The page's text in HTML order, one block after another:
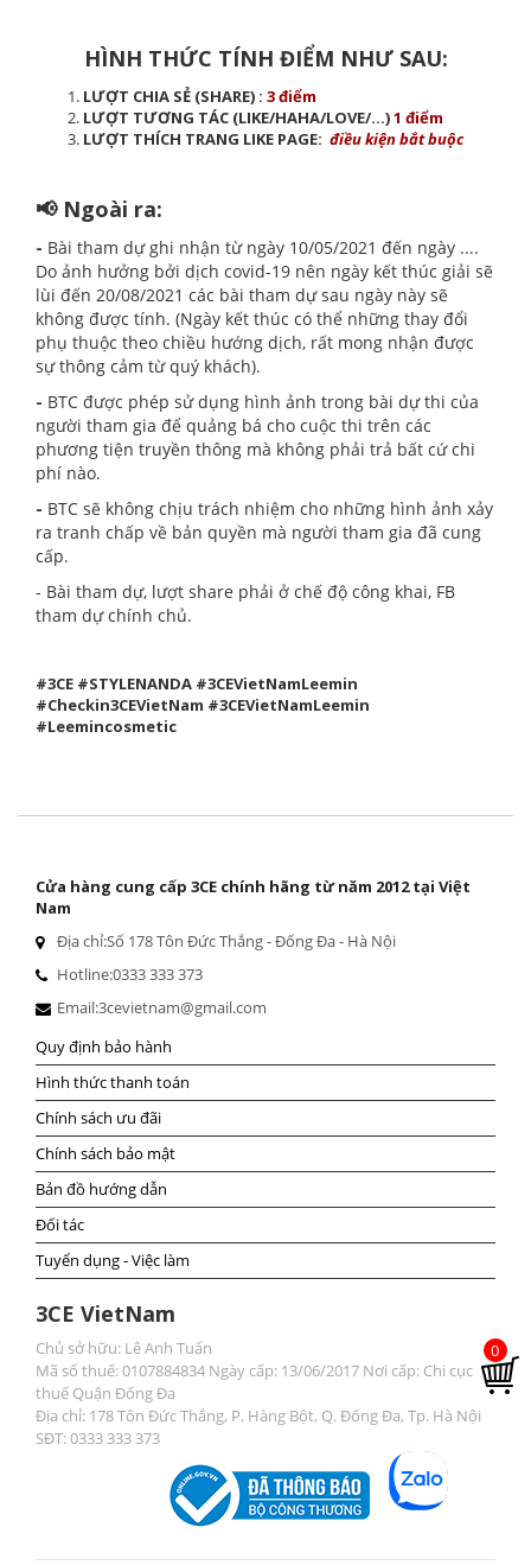
HÌNH THỨC TÍNH ĐIỂM NHƯ SAU:
LƯỢT CHIA SẺ (SHARE) : 3 điểm
LƯỢT TƯƠNG TÁC (LIKE/HAHA/LOVE/...)1 điểm
LƯỢT THÍCH TRANG LIKE PAGE: điều kiện bắt buộc
📢 Ngoài ra:
- Bài tham dự ghi nhận từ ngày 10/05/2021 đến ngày ....
Do ảnh hưởng bởi dịch covid-19 nên ngày kết thúc giải sẽ
lùi đến 20/08/2021 các bài tham dự sau ngày này sẽ
không được tính. (Ngày kết thúc có thể những thay đổi
phụ thuộc theo chiều hướng dịch, rất mong nhận được
sự thông cảm từ quý khách).
- BTC được phép sử dụng hình ảnh trong bài dự thi của
người tham gia để quảng bá cho cuộc thi trên các
phương tiện truyền thông mà không phải trả bất cứ chi
phí nào.
- BTC sẽ không chịu trách nhiệm cho những hình ảnh xảy
ra tranh chấp về bản quyền mà người tham gia đã cung
cấp.
- Bài tham dự, lượt share phải ở chế độ công khai, FB
tham dự chính chủ.
#3CE #STYLENANDA #3CEVietNamLeemin
#Checkin3CEVietNam #3CEVietNamLeemin
#Leemincosmetic
Cửa hàng cung cấp 3CE chính hãng từ năm 2012 tại Việt
Nam
Địa chỉ:Số 178 Tôn Đức Thắng - Đống Đa - Hà Nội
Hotline:0333 333 373
Email:3cevietnam@gmail.com
Quy định bảo hành
Hình thức thanh toán
Chính sách ưu đãi
Chính sách bảo mật
Bản đồ hướng dẫn
Đối tác
Tuyển dụng - Việc làm
3CE VietNam
Chủ sở hữu: Lê Anh Tuấn
Mã số thuế: 0107884834 Ngày cấp: 13/06/2017 Nơi cấp: Chi cục
thuế Quận Đống Đa
Địa chỉ: 178 Tôn Đức Thắng, P. Hàng Bột, Q. Đống Đa, Tp. Hà Nội
SĐT: 0333 333 373
0